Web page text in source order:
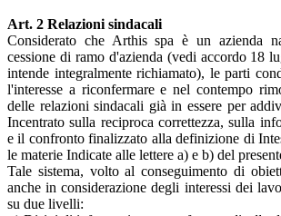
Art. 2 Relazioni sindacali
Considerato che Arthis spa è un azienda
cessione di ramo d'azienda (vedi accordo 18
intende integralmente richiamato), le parti
l'interesse a riconfermare e nel contempo
delle relazioni sindacali già in essere per
Incentrato sulla reciproca correttezza, sulla
e il confronto finalizzato alla definizione di
le materie Indicate alle lettere a) e b) del
Tale sistema, volto al conseguimento di
anche in considerazione degli interessi dei
su due livelli: